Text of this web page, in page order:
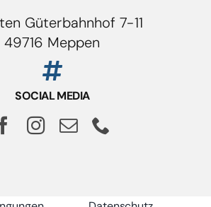
Güterbahnhof 7-11
49716 Meppen
SOCIAL MEDIA